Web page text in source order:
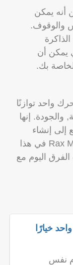
أنه يمكن
والوقوف.
يمكن أن
بك.
واحد توازنًا
والجودة. إنها
إلى إنشاء
مساحة عمل مريحة. تتميز شركة Rax Mount في هذا
الفرق اليوم مع
خيارًا
نفس